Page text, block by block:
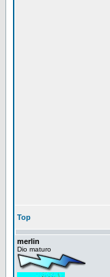
Top
merlin
Dio maturo